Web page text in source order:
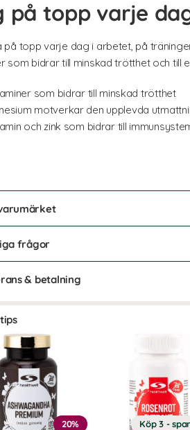
på topp varje
på topp varje dag i arbetet, på
som bidrar till minskad trötthet och till
som bidrar till minskad trötthet
motverkar den upplevda
och zink som bidrar till
frågor
& betalning
20% Köp 3 -